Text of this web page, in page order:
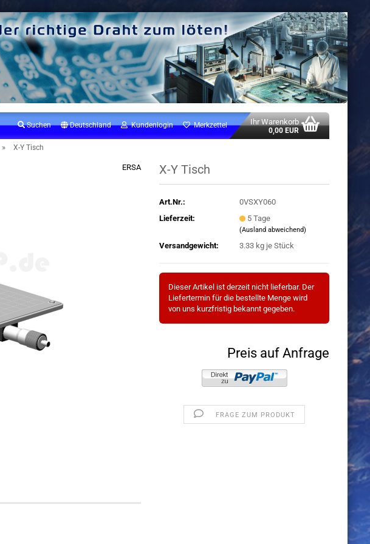
Ihr Warenkorb
0,00 EUR
Suchen Deutschland Kundenlogin Merkzettel
» X-Y Tisch
ERSA X-Y Tisch
Art.Nr.:
0VSXY060
Lieferzeit:
5 Tage
(Ausland abweichend)
Versandgewicht: 3.33kg je Stück
Dieser Artikel ist derzeit nicht lieferbar. Der
Liefertermin für die bestellte Menge wird
von uns kurzfristig bekannt gegeben.
Preis auf Anfrage
FRAGE ZUM PRODUKT